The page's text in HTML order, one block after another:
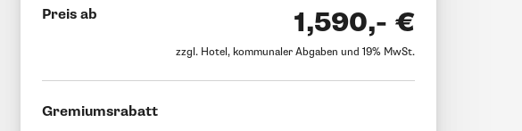
Preis ab 1,590,- €
zzgl. Hotel, kommunaler Abgaben und 19% MwSt.
Gremiumsrabatt